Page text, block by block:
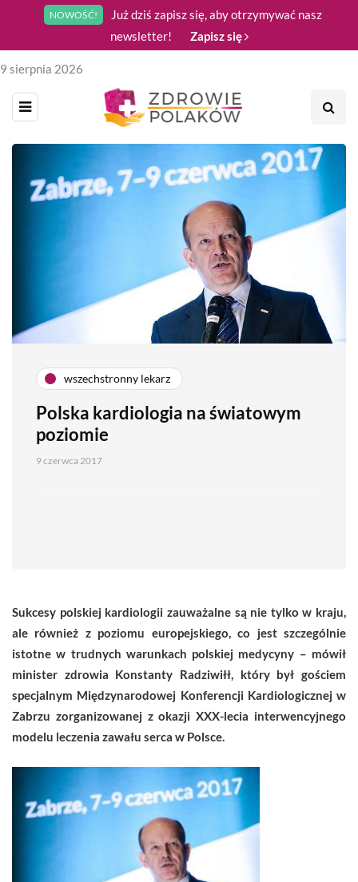
NOWOŚĆ!
Już dziś zapisz się, aby otrzymywać nasz
newsletter!
Zapisz się
9 sierpnia 2026
wszechstronny lekarz
Polska kardiologia na światowym
poziomie
9 czerwca 2017
Sukcesy polskiej kardiologii zauważalne są nie tylko w kraju,
ale również z poziomu europejskiego, co jest szczególnie
istotne w trudnych warunkach polskiej medycyny – mówił
minister zdrowia Konstanty Radziwiłł, który był gościem
specjalnym Międzynarodowej Konferencji Kardiologicznej w
Zabrzu zorganizowanej z okazji XXX-lecia interwencyjnego
modelu leczenia zawału serca w Polsce.